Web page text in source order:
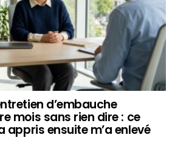
d’embauche
mois sans rien dire : ce
appris ensuite m’a enlevé